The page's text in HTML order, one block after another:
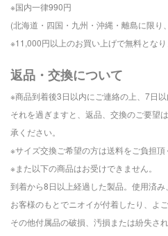
※国内一律990円
(北海道・四国・九州・沖縄・離島に限り
※11,000円以上のお買い上げで無料となり
返品・交換について
※商品到着後3日以内にご連絡の上、 7日以
それを過ぎますと、 返品、交換のご要望
承ください。
※サイズ交換ご希望の方は送料をご負担頂
※また以下の商品はお受けできません。
到着から8日以上経過した製品。 使用済み
お客様のもとでニオイが付着したり、よ
その他付属品の破損、汚損または紛失さ